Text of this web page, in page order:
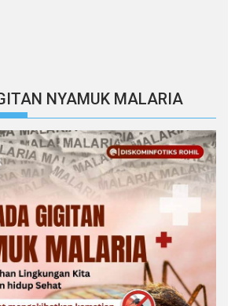
NYAMUK MALARIA